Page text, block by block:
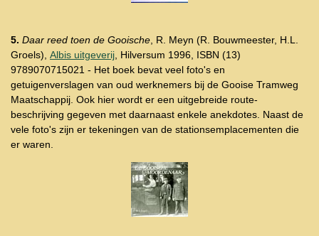
5. Daar reed toen de Gooische , R. Meyn (R. Bouwmeester, H.L.
Groels), Albis uitgeverij , Hilversum 1996, ISBN (13)
9789070715021 - Het boek bevat veel foto's en
getuigenverslagen van oud werknemers bij de Gooise Tramweg
Maatschappij. Ook hier wordt er een uitgebreide route-
beschrijving gegeven met daarnaast enkele anekdotes. Naast de
vele foto's zijn er tekeningen van de stationsemplacementen die
er waren.